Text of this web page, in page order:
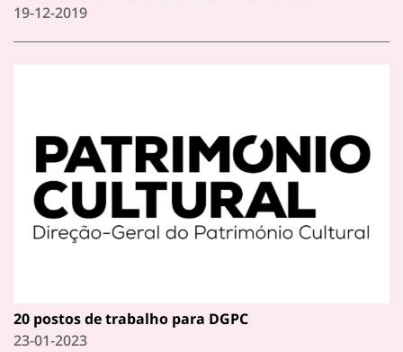
19-12-2019
20 postos de trabalho para DGPC
23-01-2023